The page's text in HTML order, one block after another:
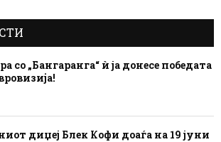
со „Бангаранга“ ѝ ја донесе победата
диџеј Блек Кофи доаѓа на 19 јуни